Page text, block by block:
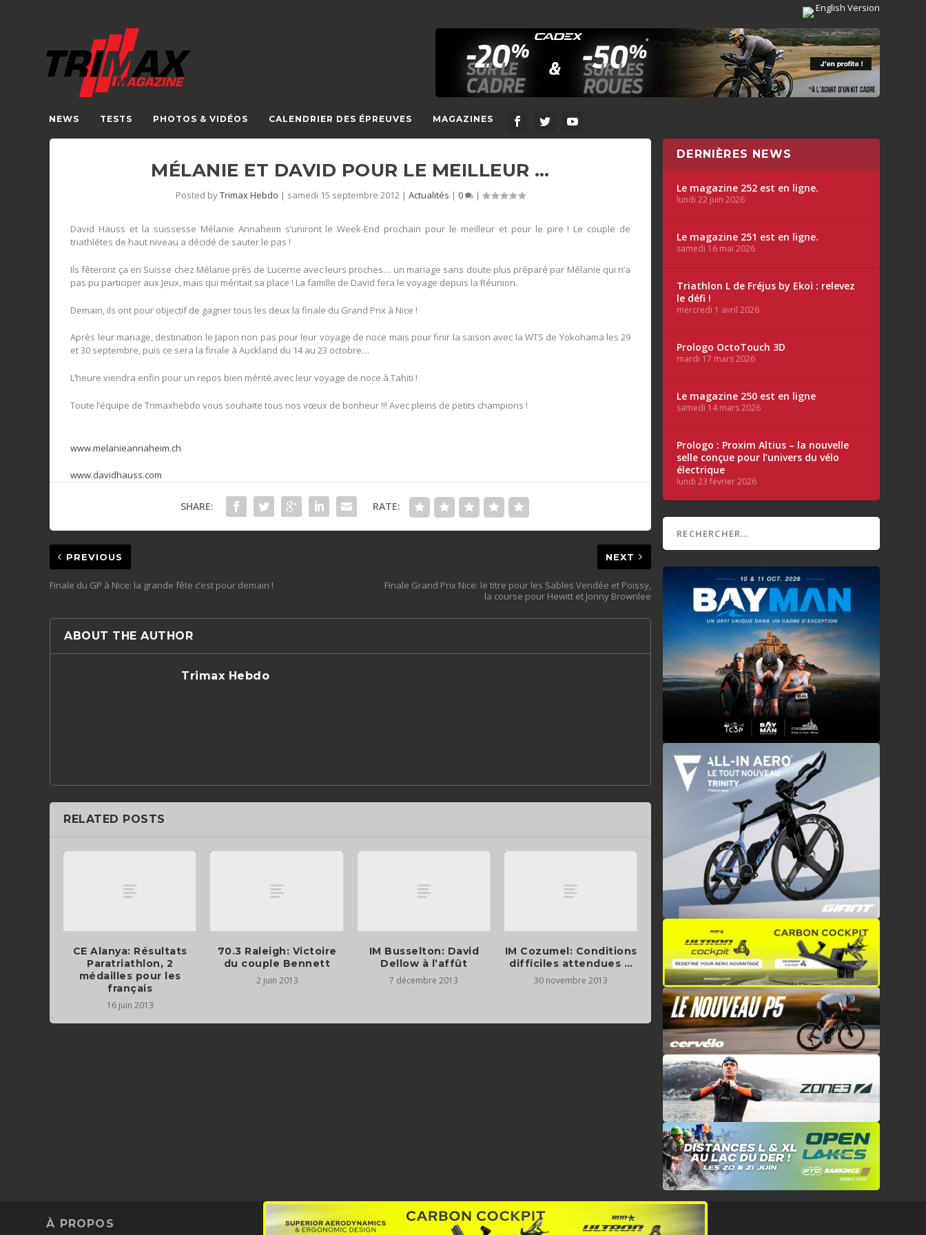
English Version
NEWS TESTS PHOTOS & VIDÉOS CALENDRIER DES ÉPREUVES MAGAZINES
MÉLANIE ET DAVID POUR LE MEILLEUR …
Posted byTrimax Hebdo | samedi 15 septembre 2012 |Actualités |0 |
David Hauss et la suissesse Mélanie Annaheim s’uniront le Week-End prochain pour le meilleur et pour le pire ! Le couple de
triathlétes de haut niveau a décidé de sauter le pas !
Ils fêteront ça en Suisse chez Mélanie près de Lucerne avec leurs proches… un mariage sans doute plus préparé par Mélanie qui n’a
pas pu participer aux Jeux, mais qui méritait sa place ! La famille de David fera le voyage depuis la Réunion.
Demain, ils ont pour objectif de gagner tous les deux la finale du Grand Prix à Nice !
Après leur mariage, destination le Japon non pas pour leur voyage de noce mais pour finir la saison avec la WTS de Yokohama les 29
et 30 septembre, puis ce sera la finale à Auckland du 14 au 23 octobre…
L’heure viendra enfin pour un repos bien mérité avec leur voyage de noce à Tahiti !
Toute l’équipe de Trimaxhebdo vous souhaite tous nos vœux de bonheur !!! Avec pleins de petits champions !
www.melanieannaheim.ch
www.davidhauss.com
SHARE: RATE:
PREVIOUS
Finale du GP à Nice: la grande fête c’est pour demain !
NEXT
Finale Grand Prix Nice: le titre pour les Sables Vendée et Poissy,
la course pour Hewitt et Jonny Brownlee
ABOUT THE AUTHOR
Trimax Hebdo
RELATED POSTS
CE Alanya: Résultats
Paratriathlon, 2
médailles pour les
français
16 juin 2013
70.3 Raleigh: Victoire
du couple Bennett
2 juin 2013
IM Busselton: David
Dellow à l’affût
7 décembre 2013
IM Cozumel: Conditions
difficiles attendues …
30 novembre 2013
DERNIÈRES NEWS
Le magazine 252 est en ligne.
lundi 22 juin 2026
Le magazine 251 est en ligne.
samedi 16 mai 2026
Triathlon L de Fréjus by Ekoï : relevez
le défi !
mercredi 1 avril 2026
Prologo OctoTouch 3D
mardi 17 mars 2026
Le magazine 250 est en ligne
samedi 14 mars 2026
Prologo : Proxim Altius – la nouvelle
selle conçue pour l’univers du vélo
électrique
lundi 23 février 2026
À PROPOS